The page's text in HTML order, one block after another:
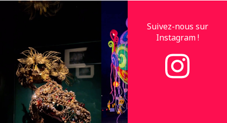
Suivez-nous sur
Instagram !